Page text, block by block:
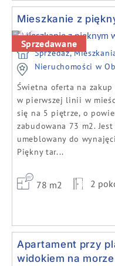
Mieszkanie z
Previous
Sprzedawane
Sprzedaż,
Nieruchomości w
Świetna oferta na
w pierwszej linii w
się na 5 piętrze, o
zabudowana 73 m2.
umeblowany do
Piękny tar...
78 m2 2
Apartament przy
widokiem na morze